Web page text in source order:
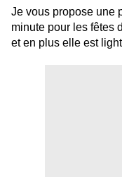
Je vous propose une
minute pour les fêtes
et en plus elle est